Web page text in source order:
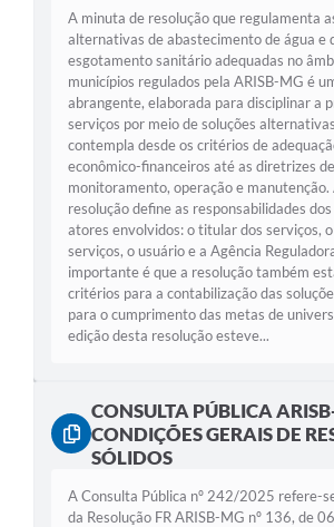
A minuta de resolução que regulamenta
alternativas de abastecimento de água e
esgotamento sanitário adequadas no
municípios regulados pela ARISB-MG é
abrangente, elaborada para disciplinar a
serviços por meio de soluções
contempla desde os critérios de
econômico-financeiros até as diretrizes de
monitoramento, operação e manutenção.
resolução define as responsabilidades
atores envolvidos: o titular dos serviços,
serviços, o usuário e a Agência
importante é que a resolução também
critérios para a contabilização das
para o cumprimento das metas de
edição desta resolução esteve...
CONSULTA PÚBLICA
CONDIÇÕES GERAIS DE
SÓLIDOS
A Consulta Pública nº 242/2025 refere-
da Resolução FR ARISB-MG nº 136, de